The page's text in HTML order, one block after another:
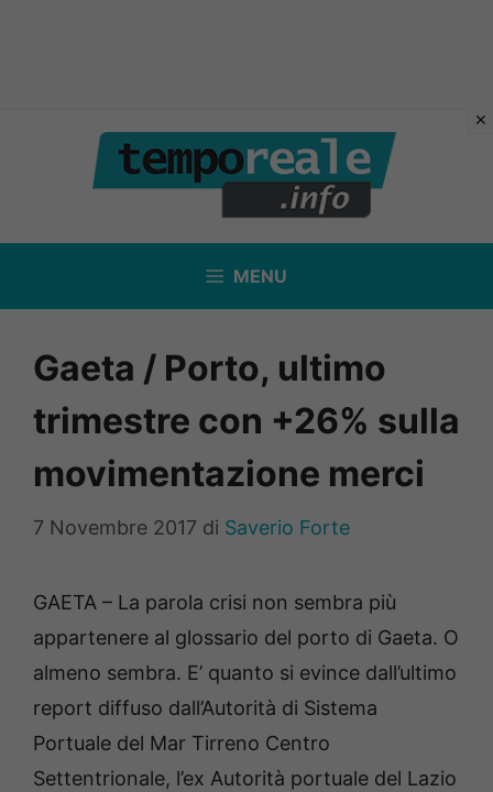
contenuto
MENU
Gaeta / Porto, ultimo
trimestre con +26% sulla
movimentazione merci
7 Novembre 2017 di Saverio Forte
GAETA – La parola crisi non sembra più
appartenere al glossario del porto di Gaeta. O
almeno sembra. E’ quanto si evince dall’ultimo
report diffuso dall’Autorità di Sistema
Portuale del Mar Tirreno Centro
Settentrionale, l’ex Autorità portuale del Lazio